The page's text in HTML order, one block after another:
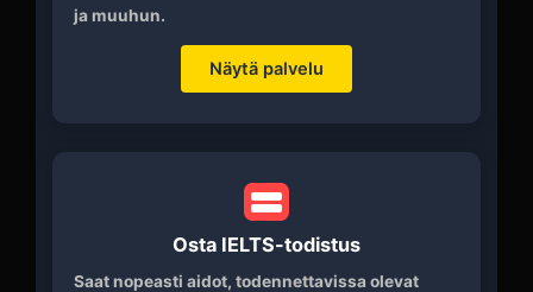
ja muuhun.
Näytä palvelu
Osta IELTS-todistus
Saat nopeasti aidot, todennettavissa olevat